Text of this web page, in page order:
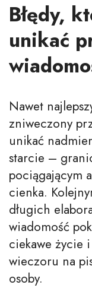
Błędy,
unikać
Nawet
zniweczony
unikać
starcie –
pociągającym
cienka.
długich
wiadomość
ciekawe życie
wieczoru na
osoby.